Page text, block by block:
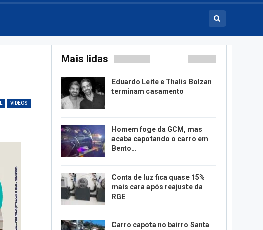
VÍDEOS
Mais lidas
Eduardo Leite e Thalis Bolzan
terminam casamento
Homem foge da GCM, mas
acaba capotando o carro em
Bento…
Conta de luz fica quase 15%
mais cara após reajuste da
RGE
Carro capota no bairro Santa